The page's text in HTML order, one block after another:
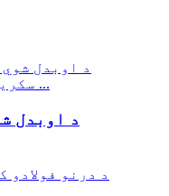
د اوبدل